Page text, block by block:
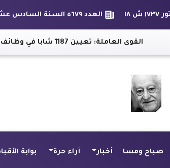
العدد ٥٦٧٩ السنة السادس عشر
القوى العاملة: تعيين 1187 شابا في وظائف مختلفة بالبحيرة
صباح ومسا أخبار أراء حرة بوابة